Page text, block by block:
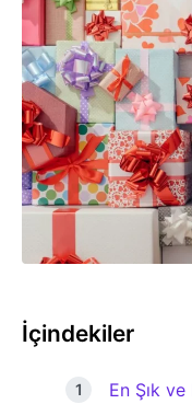
İçindekiler
En Şık